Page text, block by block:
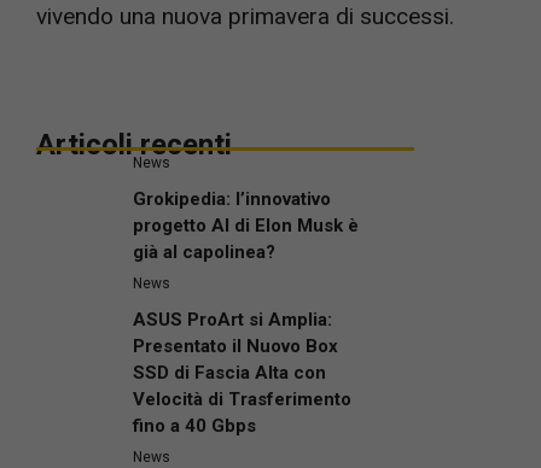
vivendo una nuova primavera di successi.
Articoli recenti
News
Grokipedia: l’innovativo
progetto AI di Elon Musk è
già al capolinea?
News
ASUS ProArt si Amplia:
Presentato il Nuovo Box
SSD di Fascia Alta con
Velocità di Trasferimento
fino a 40 Gbps
News